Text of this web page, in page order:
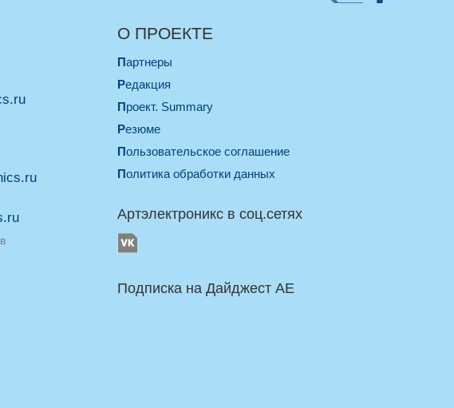
О ПРОЕКТЕ
Партнеры
Редакция
Проект. Summary
Резюме
Пользовательское соглашение
Политика обработки данных
Артэлектроникс в соц.сетях
Подписка на Дайджест AE